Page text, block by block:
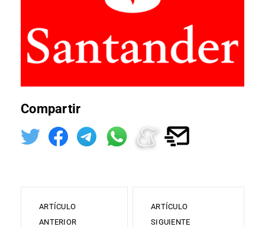
Compartir
ARTÍCULO
ANTERIOR
ARTÍCULO
SIGUIENTE